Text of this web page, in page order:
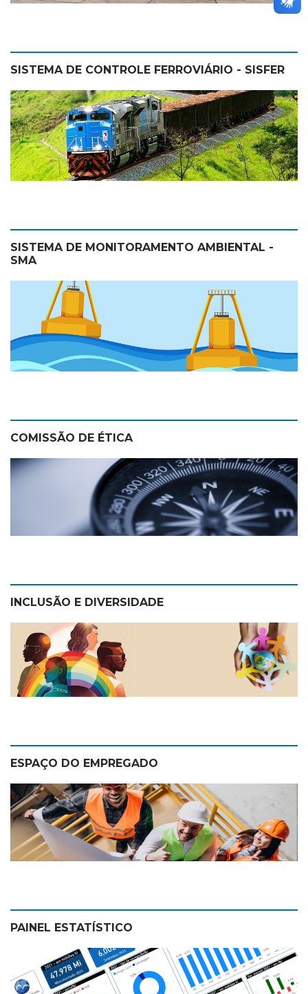
SISTEMA DE CONTROLE FERROVIÁRIO - SISFER
SISTEMA DE MONITORAMENTO AMBIENTAL -
SMA
COMISSÃO DE ÉTICA
INCLUSÃO E DIVERSIDADE
ESPAÇO DO EMPREGADO
PAINEL ESTATÍSTICO